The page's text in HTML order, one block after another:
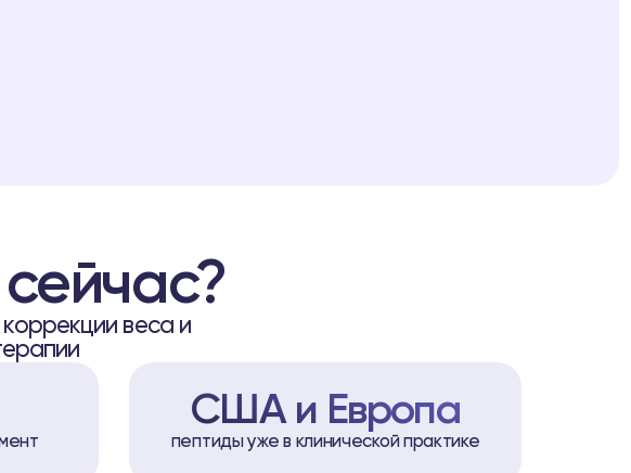
веса и
США и Европа
пептиды уже в клинической практике